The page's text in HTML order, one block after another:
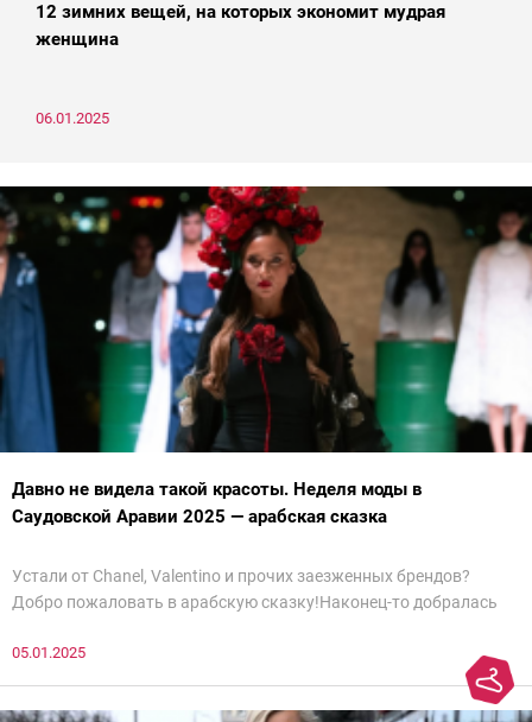
12 зимних вещей, на которых экономит мудрая
женщина
06.01.2025
Давно не видела такой красоты. Неделя моды в
Саудовской Аравии 2025 — арабская сказка
Устали от Chanel, Valentino и прочих заезженных брендов?
Добро пожаловать в арабскую сказку!Наконец-то добралась
все и осталась под глубоким впечатлением. Национальный
колорит Ближнего Востока на современный манер — это
невероятно красиво.Все стереотипы, какие были у меня насчет
05.01.2025